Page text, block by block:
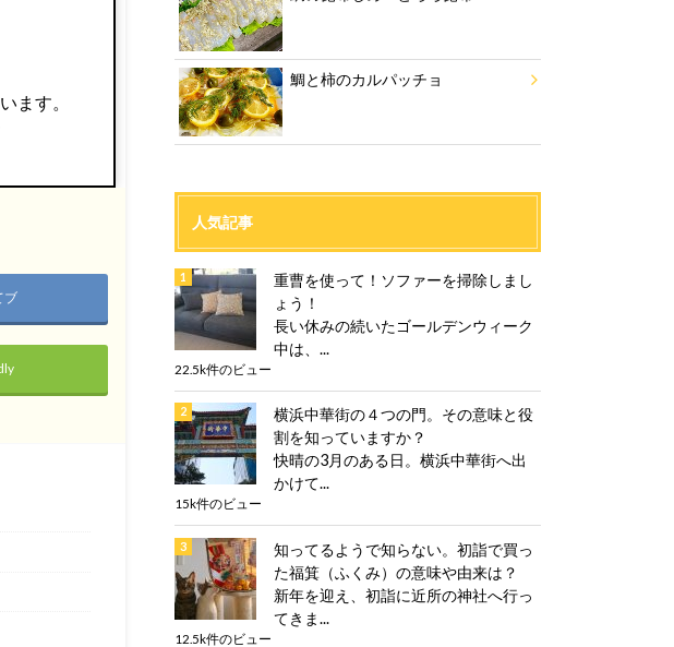
ます。
ブ
鯛と柿のカルパッチョ
人気記事
重曹を使って！ソファーを掃除しまし
ょう！
長い休みの続いたゴールデンウィーク
中は、...
22.5k件のビュー
横浜中華街の４つの門。その意味と役
割を知っていますか？
快晴の3月のある日。横浜中華街へ出
かけて...
15k件のビュー
知ってるようで知らない。初詣で買っ
た福箕（ふくみ）の意味や由来は？
新年を迎え、初詣に近所の神社へ行っ
てきま...
12.5k件のビュー